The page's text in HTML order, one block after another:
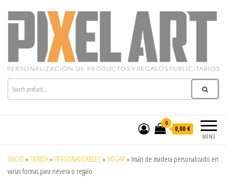
Pixelart
Especialistas en textil publicitario y regalos
personalizados en móstoles
MENÚ
0
0,00 €
INICIO »TIENDA» PERSONALIZABLES » HOGAR » Imán de madera personalizado en
varias formas para nevera o regalo